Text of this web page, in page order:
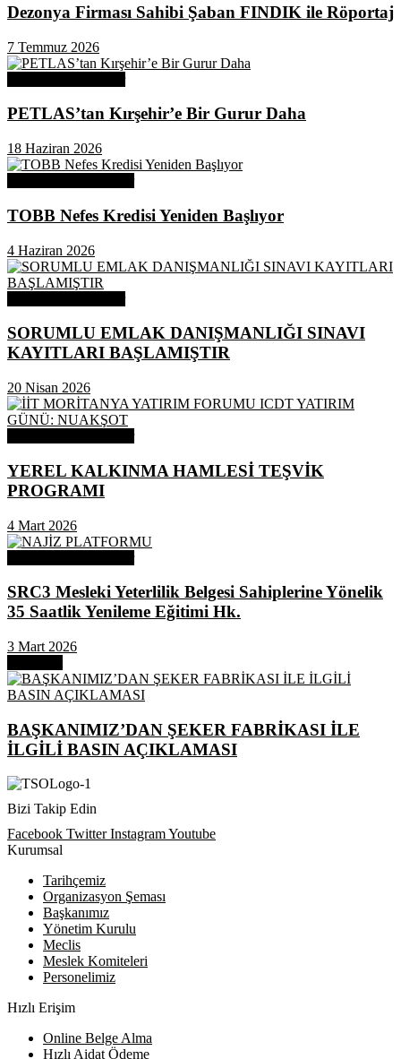
Dezonya Firması Sahibi Şaban FINDIK ile Röportaj
7 Temmuz 2026
PETLAS’tan Kırşehir’e Bir Gurur Daha
18 Haziran 2026
TOBB Nefes Kredisi Yeniden Başlıyor
4 Haziran 2026
SORUMLU EMLAK DANIŞMANLIĞI SINAVI
KAYITLARI BAŞLAMIŞTIR
20 Nisan 2026
YEREL KALKINMA HAMLESİ TEŞVİK
PROGRAMI
4 Mart 2026
SRC3 Mesleki Yeterlilik Belgesi Sahiplerine Yönelik
35 Saatlik Yenileme Eğitimi Hk.
3 Mart 2026
BAŞKANIMIZ’DAN ŞEKER FABRİKASI İLE
İLGİLİ BASIN AÇIKLAMASI
Bizi Takip Edin
Facebook Twitter InstagramYoutube
Kurumsal
Tarihçemiz
Organizasyon Şeması
Başkanımız
Yönetim Kurulu
Meclis
Meslek Komiteleri
Personelimiz
Hızlı Erişim
Online Belge Alma
Hızlı Aidat Ödeme